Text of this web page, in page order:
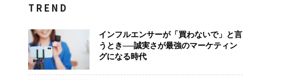
TREND
インフルエンサーが「買わないで」と言
うとき──誠実さが最強のマーケティン
グになる時代